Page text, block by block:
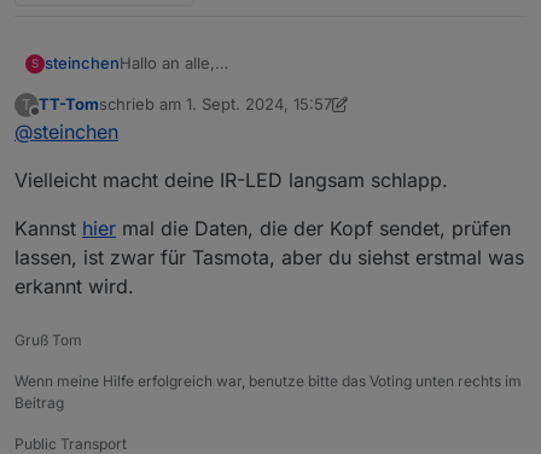
S steinchenHallo an alle,
Smartmeterinstanzen und 2 gleichen Zählern.
auch in den Instanzen getauscht, nix. ich bekomme
einen der Köpfe nicht mehr syncron.
mit cat seh ich aber daten.
mir gehen echt die Ideen aus.
vg Dirk
T
Offline
TT-Tomschrieb am 1. Sept. 2024, 15:57
zuletzt editiert von TT-Tom9. Jan. 2024, 17:58
@steinchen
Vielleicht macht deine IR-LED langsam schlapp.
Kannst hier mal die Daten, die der Kopf sendet, prüfen
lassen, ist zwar für Tasmota, aber du siehst erstmal was
erkannt wird.
Gruß Tom
Wenn meine Hilfe erfolgreich war, benutze bitte das Voting unten rechts im
Beitrag
Public Transport